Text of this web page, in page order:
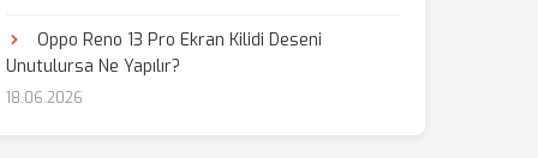
Oppo Reno 13 Pro Ekran Kilidi Deseni
Unutulursa Ne Yapılır?
18.06.2026